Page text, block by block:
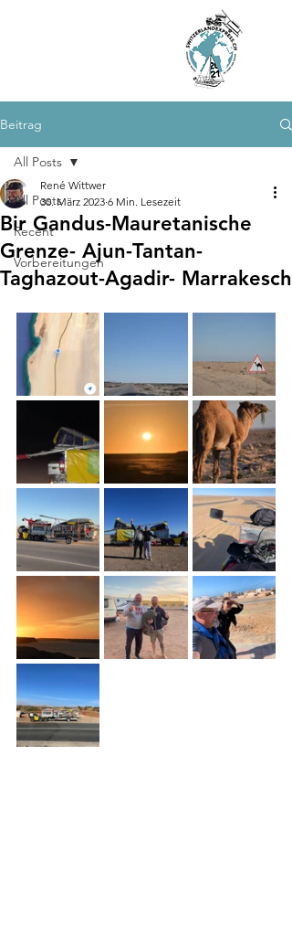
Beitrag
All Posts
Recent
Vorbereitungen
All Posts
Bir Gandus-Mauretanische
Grenze- Ajun-Tantan-
Taghazout-Agadir- Marrakesch
René Wittwer
30. März 2023 6 Min. Lesezeit